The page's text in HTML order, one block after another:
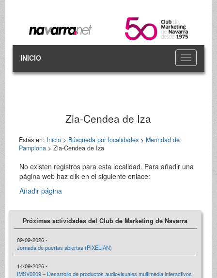
Toggle
navigation
INICIO
Zia-Cendea de Iza
Estás en: Inicio> Búsqueda por localidades> Merindad de
Pamplona> Zia-Cendea de Iza
No existen registros para esta localidad. Para añadir una
página web haz clik en el siguiente enlace:
Añadir página
Próximas actividades del Club de Marketing de Navarra
09-09-2026 -
Jornada de puertas abiertas (PIXELIAN)
14-09-2026 -
IMSV0209 – Desarrollo de productos audiovisuales multimedia interactivos